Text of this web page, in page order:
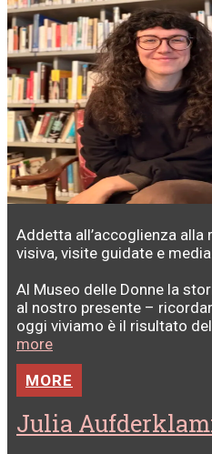
Addetta all’accoglienza
visiva, visite guidate e
Al Museo delle Donne la
al nostro presente –
oggi viviamo è il risultato
more
MORE
Julia